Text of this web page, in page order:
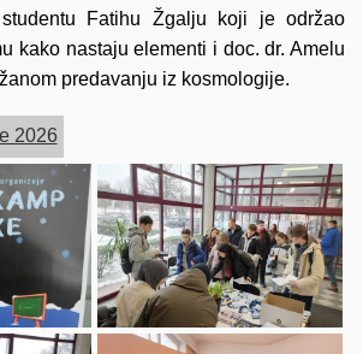
Fatihu Žgalju koji je održao
kako nastaju elementi i doc. dr. Amelu
predavanju iz kosmologije.
2026